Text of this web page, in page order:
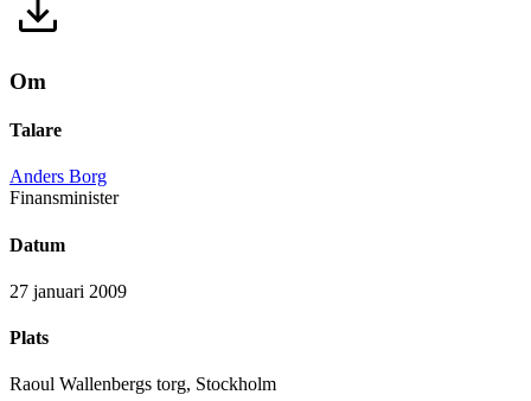
Om
Talare
Anders Borg
Finansminister
Datum
27 januari 2009
Plats
Raoul Wallenbergs torg, Stockholm